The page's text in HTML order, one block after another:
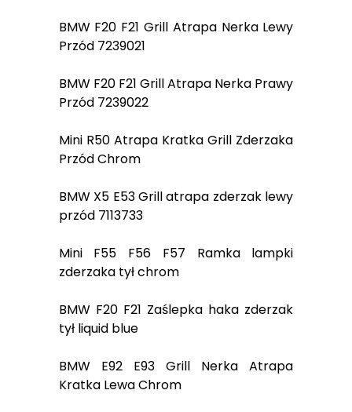
BMW F20 F21 Grill Atrapa Nerka Lewy
Przód 7239021
BMW F20 F21 Grill Atrapa Nerka Prawy
Przód 7239022
Mini R50 Atrapa Kratka Grill Zderzaka
Przód Chrom
BMW X5 E53 Grill atrapa zderzak lewy
przód 7113733
Mini F55 F56 F57 Ramka lampki
zderzaka tył chrom
BMW F20 F21 Zaślepka haka zderzak
tył liquid blue
BMW E92 E93 Grill Nerka Atrapa
Kratka Lewa Chrom